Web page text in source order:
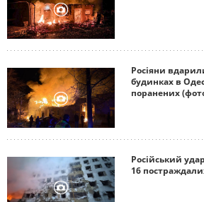
Росіяни
будинках в
поранених
Російський
16